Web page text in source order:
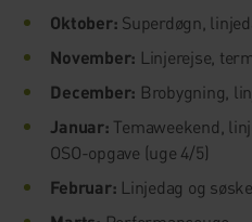
Oktober: Superdøgn,
November: Linjerejse,
December: Brobygning,
Januar: Temaweekend,
OSO-opgave (uge 4/5)
Februar: Linjedag og